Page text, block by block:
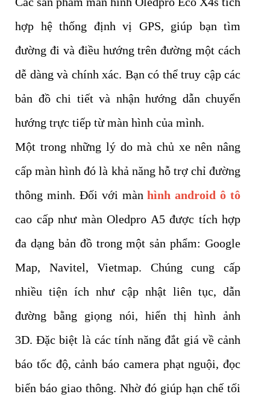
hợp hệ thống định vị GPS, giúp bạn tìm
đường đi và điều hướng trên đường một cách
dễ dàng và chính xác. Bạn có thể truy cập các
bản đồ chi tiết và nhận hướng dẫn chuyển
hướng trực tiếp từ màn hình của mình.
Một trong những lý do mà chủ xe nên nâng
cấp màn hình đó là khả năng hỗ trợ chỉ đường
thông minh. Đối với mànhình android ô tô
cao cấp như màn Oledpro A5 được tích hợp
đa dạng bản đồ trong một sản phẩm: Google
Map, Navitel, Vietmap. Chúng cung cấp
nhiều tiện ích như cập nhật liên tục, dẫn
đường bằng giọng nói, hiển thị hình ảnh
3D. Đặc biệt là các tính năng đắt giá về cảnh
báo tốc độ, cảnh báo camera phạt nguội, đọc
biển báo giao thông. Nhờ đó giúp hạn chế tối